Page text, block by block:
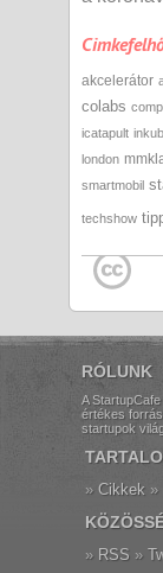
akcelerátor
colabs
icatapult
london
smartmobil
techshow
RÓLUNK
A
értékes
startupok
Cikkek
RSS